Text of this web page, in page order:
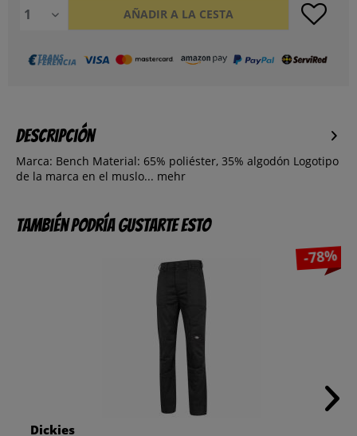
AÑADIR A LA CESTA
Descripción
Marca: Bench Material: 65% poliéster, 35% algodón Logotipo
de la marca en el muslo... mehr
También podría gustarte esto
-78%
Dickies